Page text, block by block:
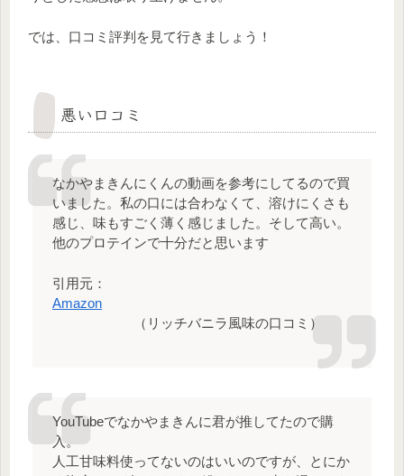
では、口コミ評判を見て行きましょう！
悪い口コミ
なかやまきんにくんの動画を参考にしてるので買
いました。私の口には合わなくて、溶けにくさも
感じ、味もすごく薄く感じました。そして高い。
他のプロテインで十分だと思います
引用元：
Amazon
（リッチバニラ風味の口コミ）
YouTubeでなかやまきんに君が推してたので購
入。
人工甘味料使ってないのはいいのですが、とにか